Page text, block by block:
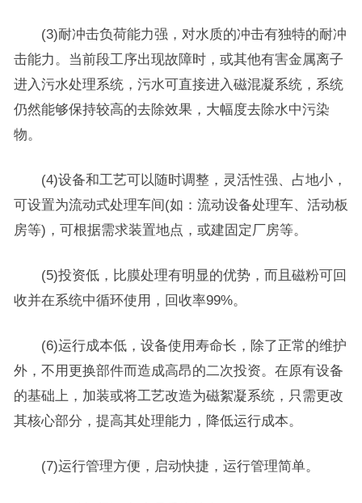
(3)耐冲击负荷能力强，对水质的冲击有独特的耐冲
击能力。当前段工序出现故障时，或其他有害金属离子
进入污水处理系统，污水可直接进入磁混凝系统，系统
仍然能够保持较高的去除效果，大幅度去除水中污染
物。
(4)设备和工艺可以随时调整，灵活性强、占地小，
可设置为流动式处理车间(如：流动设备处理车、活动板
房等)，可根据需求装置地点，或建固定厂房等。
(5)投资低，比膜处理有明显的优势，而且磁粉可回
收并在系统中循环使用，回收率99%。
(6)运行成本低，设备使用寿命长，除了正常的维护
外，不用更换部件而造成高昂的二次投资。在原有设备
的基础上，加装或将工艺改造为磁絮凝系统，只需更改
其核心部分，提高其处理能力，降低运行成本。
(7)运行管理方便，启动快捷，运行管理简单。